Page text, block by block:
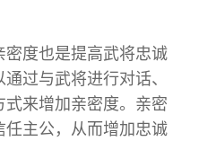
度也是提高武将忠诚
过与武将进行对话、
来增加亲密度。亲密
主公，从而增加忠诚